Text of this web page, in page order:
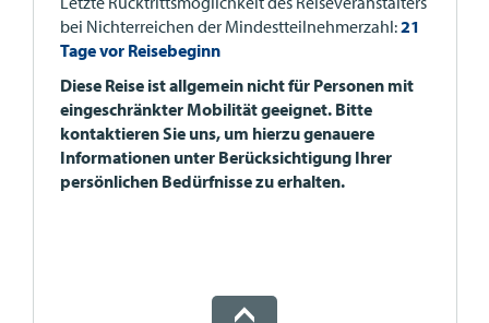
bei Nichterreichen der Mindestteilnehmerzahl:21
Tage vor Reisebeginn
Diese Reise ist allgemein nicht für Personen mit
eingeschränkter Mobilität geeignet. Bitte
kontaktieren Sie uns, um hierzu genauere
Informationen unter Berücksichtigung Ihrer
persönlichen Bedürfnisse zu erhalten.